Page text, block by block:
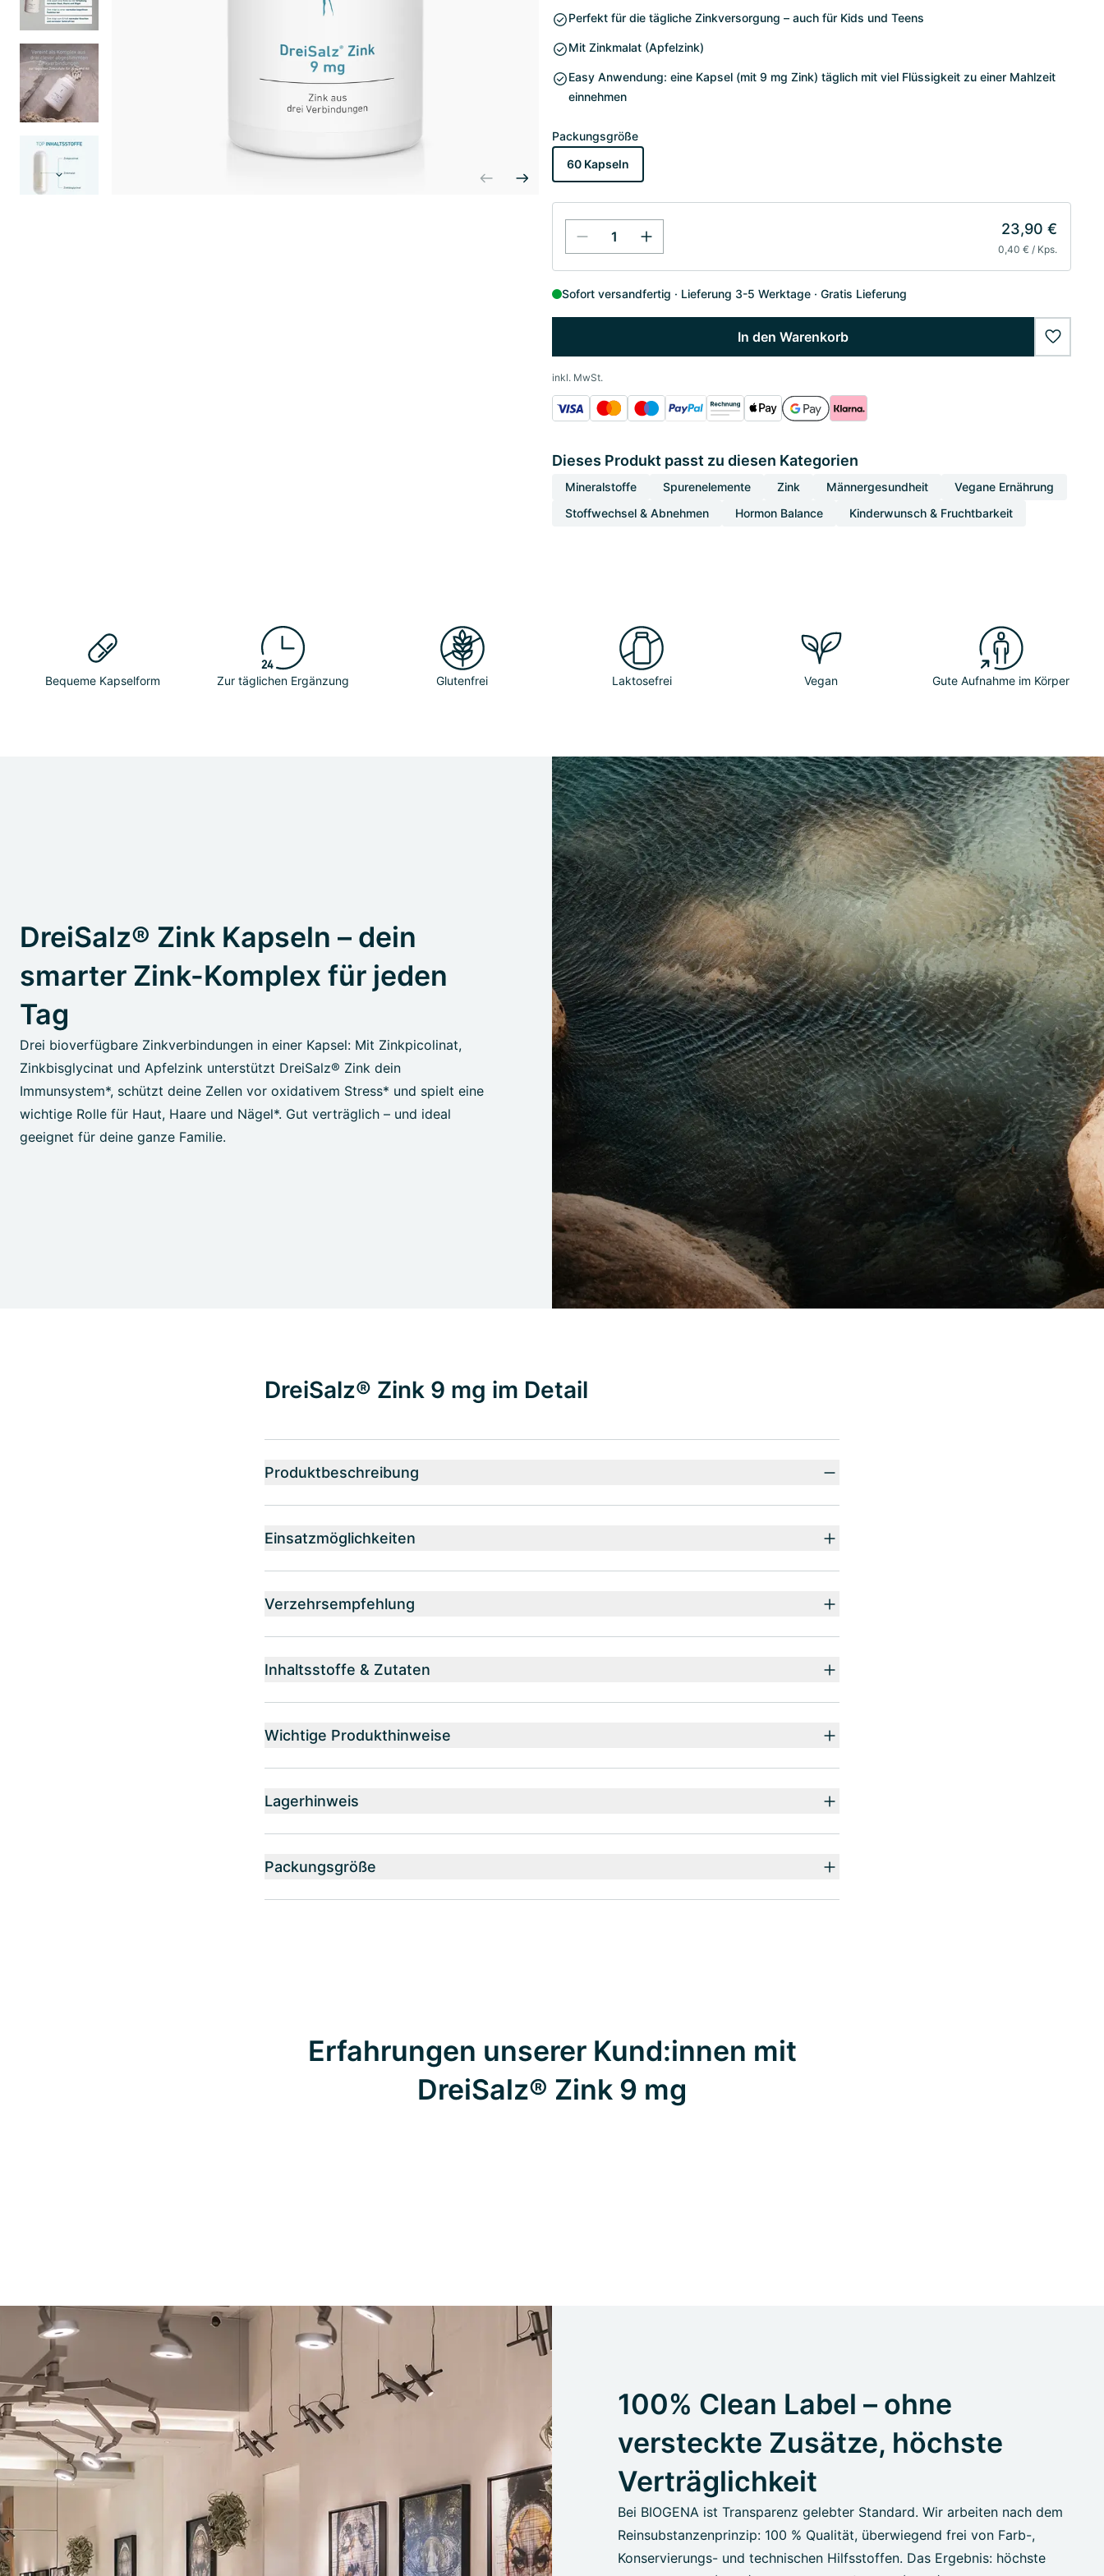
Perfekt für die tägliche Zinkversorgung – auch für Kids und Teens
Mit Zinkmalat (Apfelzink)
Easy Anwendung: eine Kapsel (mit 9 mg Zink) täglich mit viel Flüssigkeit zu einer Mahlzeit
einnehmen
Packungsgröße
60 Kapseln
23,90 €
0,40 € / Kps.
Sofort versandfertig Lieferung 3-5 Werktage Gratis Lieferung
In den Warenkorb
inkl. MwSt.
Dieses Produkt passt zu diesen Kategorien
Mineralstoffe Spurenelemente Zink Männergesundheit
Vegane Ernährung
Stoffwechsel & Abnehmen
Hormon Balance Kinderwunsch & Fruchtbarkeit
Bequeme Kapselform Zur täglichen Ergänzung Glutenfrei Laktosefrei Vegan Gute Aufnahme im Körper
DreiSalz® Zink Kapseln – dein
smarter Zink-Komplex für jeden
Tag
Drei bioverfügbare Zinkverbindungen in einer Kapsel: Mit Zinkpicolinat,
Zinkbisglycinat und Apfelzink unterstützt DreiSalz® Zink dein
Immunsystem*, schützt deine Zellen vor oxidativem Stress* und spielt eine
wichtige Rolle für Haut, Haare und Nägel*. Gut verträglich – und ideal
geeignet für deine ganze Familie.
DreiSalz® Zink 9 mg im Detail
Produktbeschreibung
Einsatzmöglichkeiten
Verzehrsempfehlung
Inhaltsstoffe & Zutaten
Wichtige Produkthinweise
Lagerhinweis
Packungsgröße
Erfahrungen unserer Kund:innen mit
DreiSalz® Zink 9 mg
100% Clean Label – ohne
versteckte Zusätze, höchste
Verträglichkeit
Bei BIOGENA ist Transparenz gelebter Standard. Wir arbeiten nach dem
Reinsubstanzenprinzip: 100 % Qualität, überwiegend frei von Farb-,
Konservierungs- und technischen Hilfsstoffen. Das Ergebnis: höchste